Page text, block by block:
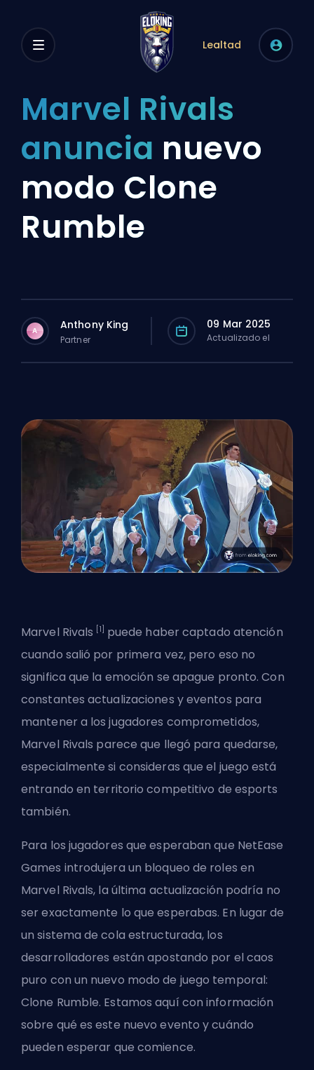
Lealtad
Marvel Rivals
anuncia nuevo
modo Clone
Rumble
A Anthony King
Partner
09 Mar 2025
Actualizado el
Marvel Rivals [1]
puede haber captado atención
cuando salió por primera vez, pero eso no
significa que la emoción se apague pronto. Con
constantes actualizaciones y eventos para
mantener a los jugadores comprometidos,
Marvel Rivals parece que llegó para quedarse,
especialmente si consideras que el juego está
entrando en territorio competitivo de esports
también.
Para los jugadores que esperaban que NetEase
Games introdujera un bloqueo de roles en
Marvel Rivals, la última actualización podría no
ser exactamente lo que esperabas. En lugar de
un sistema de cola estructurada, los
desarrolladores están apostando por el caos
puro con un nuevo modo de juego temporal:
Clone Rumble. Estamos aquí con información
sobre qué es este nuevo evento y cuándo
pueden esperar que comience.